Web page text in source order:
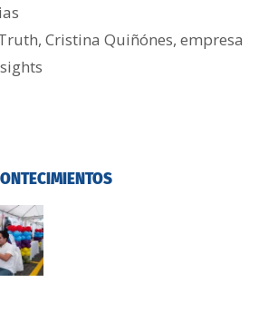
,Cristina Quiñónes,empresa